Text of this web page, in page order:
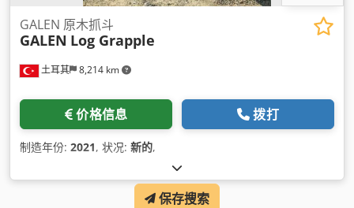
土耳其 8,214 km
GALEN 原木抓斗
GALEN Log Grapple
价格信息 拨打
制造年份: 2021, 状况: 新的,
保存搜索